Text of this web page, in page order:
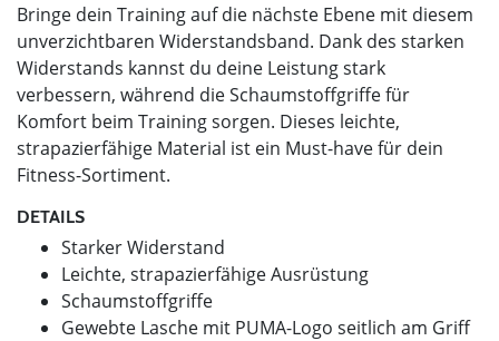
Bringe dein Training auf die nächste Ebene mit diesem
unverzichtbaren Widerstandsband. Dank des starken
Widerstands kannst du deine Leistung stark
verbessern, während die Schaumstoffgriffe für
Komfort beim Training sorgen. Dieses leichte,
strapazierfähige Material ist ein Must-have für dein
Fitness-Sortiment.
DETAILS
Starker Widerstand
Leichte, strapazierfähige Ausrüstung
Schaumstoffgriffe
Gewebte Lasche mit PUMA-Logo seitlich am Griff